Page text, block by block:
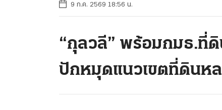
9 ก.ค. 2569 18:56 น.
“กุลวลี” พร้อมกมธ.ที่ดิ
ปักหมุดแนวเขตที่ดินหล